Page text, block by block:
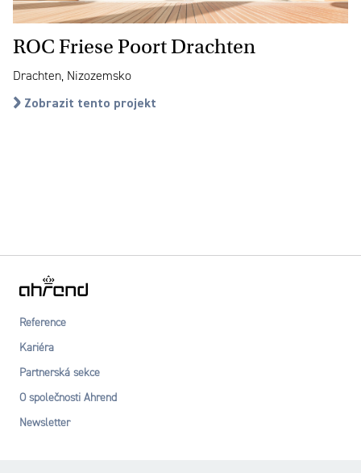
ROC Friese Poort Drachten
Drachten, Nizozemsko
Zobrazit tento projekt
Reference
Kariéra
Partnerská sekce
O společnosti Ahrend
Newsletter